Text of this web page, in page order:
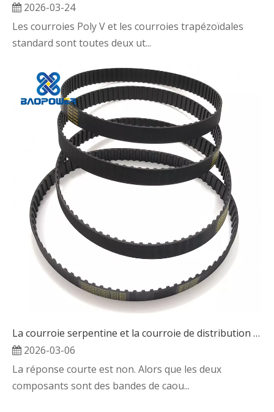
2026-03-24
Les courroies Poly V et les courroies trapézoïdales
standard sont toutes deux ut...
La courroie serpentine et la courroie de distribution sont-elles identiques
2026-03-06
La réponse courte est non. Alors que les deux
composants sont des bandes de caou...